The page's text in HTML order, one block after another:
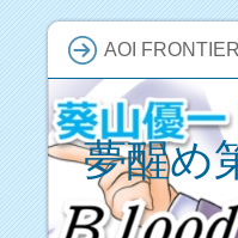
AOI FRONTIER
夢醒め